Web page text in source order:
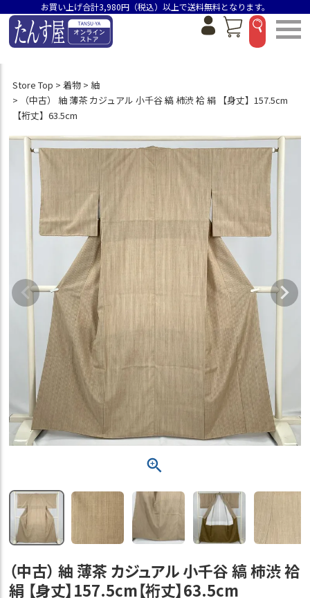
お買い上げ合計3,980円（税込）以上で送料無料となります。
Store Top 着物
紬
（中古） 紬 薄茶 カジュアル 小千谷 縞 柿渋 袷 絹 【身丈】157.5cm
【裄丈】63.5cm
（中古） 紬 薄茶 カジュアル 小千谷 縞 柿渋 袷
絹 【身丈】157.5cm【裄丈】63.5cm